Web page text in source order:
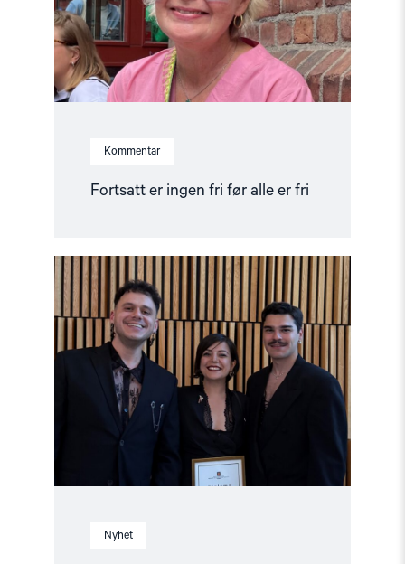
Kommentar
Fortsatt er ingen fri før alle er fri
er
fri"
Nyhet
Read
article
"Ünikuir
tildelt
Kim
Friele-
prisen:
En
pris
rett
til
svært